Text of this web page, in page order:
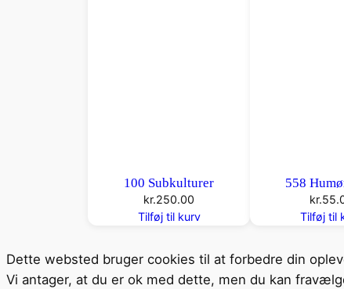
100 Subkulturer
kr.250.00
Tilføj til kurv
558
kr.
Tilføj til
Dette websted bruger cookies til at forbedre din
Vi antager, at du er ok med dette, men du kan